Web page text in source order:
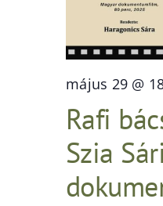
május 29 @
Rafi
Szia